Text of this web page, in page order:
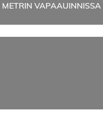
METRIN VAPAAUINNISSA